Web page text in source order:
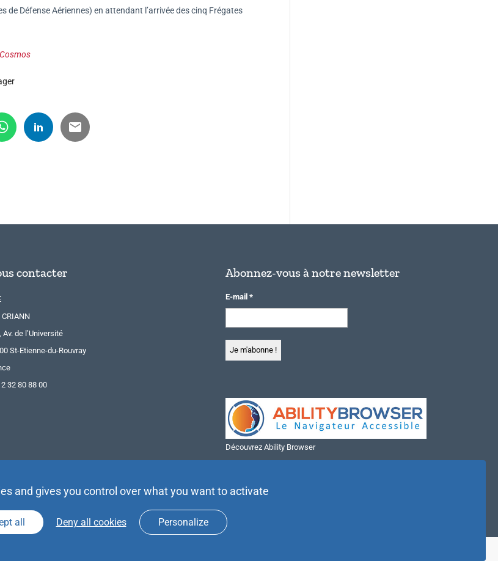
Défense Aériennes) en attendant l’arrivée des cinq Frégates
contacter
CRIANN
Av. de l’Université
St-Etienne-du-Rouvray
32 80 88 00
Abonnez-vous à notre newsletter
E-mail *
Découvrez Ability Browser
and gives you control over what you want to activate
all Deny all cookies Personalize